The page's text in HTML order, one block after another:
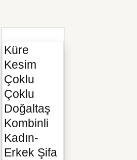
Küre
Kesim
Çoklu
Çoklu
Doğaltaş
Kombinli
Kadın-
Erkek Şifa